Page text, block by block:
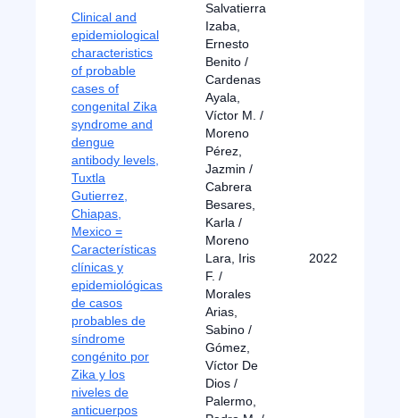
Clinical and
epidemiological
characteristics
of probable
cases of
congenital Zika
syndrome and
dengue
antibody levels,
Tuxtla
Gutierrez,
Chiapas,
Mexico =
Características
clínicas y
epidemiológicas
de casos
probables de
síndrome
congénito por
Zika y los
niveles de
anticuerpos
Salvatierra
Izaba,
Ernesto
Benito /
Cardenas
Ayala,
Víctor M. /
Moreno
Pérez,
Jazmin /
Cabrera
Besares,
Karla /
Moreno
Lara, Iris
F. /
Morales
Arias,
Sabino /
Gómez,
Víctor De
Dios /
Palermo,
2022